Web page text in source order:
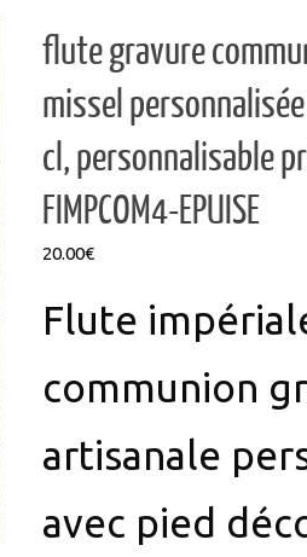
flute gravure
missel
cl, personnalisable
FIMPCOM4-EPUISE
20.00€
Flute
communion
artisanale
avec pied